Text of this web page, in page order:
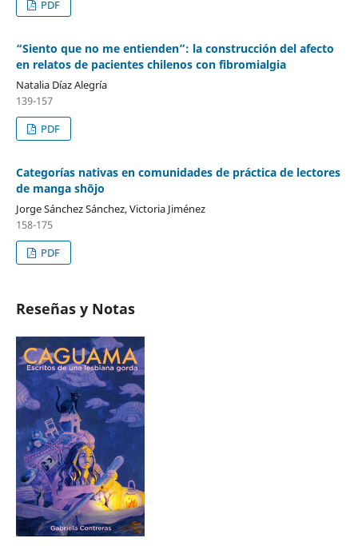
PDF
“Siento que no me entienden”: la construcción del afecto
en relatos de pacientes chilenos con fibromialgia
Natalia Díaz Alegría
139-157
PDF
Categorías nativas en comunidades de práctica de lectores
de manga shōjo
Jorge Sánchez Sánchez, Victoria Jiménez
158-175
PDF
Reseñas y Notas